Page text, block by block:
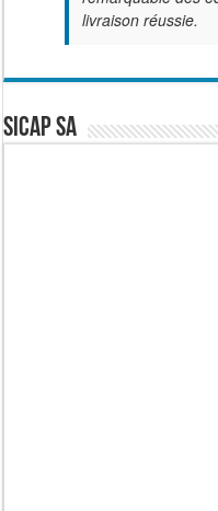
livraison réussie.
SICAP SA